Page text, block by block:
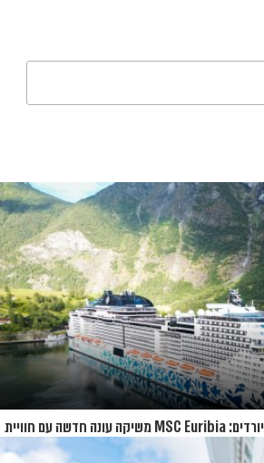
חופשת קיץ קרירה בלב הפיורדים: MSC Euribia משיקה עונה חדשה עם חוויית